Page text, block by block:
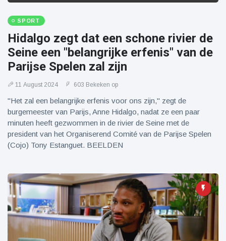
SPORT
Hidalgo zegt dat een schone rivier de
Seine een "belangrijke erfenis" van de
Parijse Spelen zal zijn
11 August 2024 603 Bekeken op
"Het zal een belangrijke erfenis voor ons zijn," zegt de
burgemeester van Parijs, Anne Hidalgo, nadat ze een paar
minuten heeft gezwommen in de rivier de Seine met de
president van het Organiserend Comité van de Parijse Spelen
(Cojo) Tony Estanguet. BEELDEN